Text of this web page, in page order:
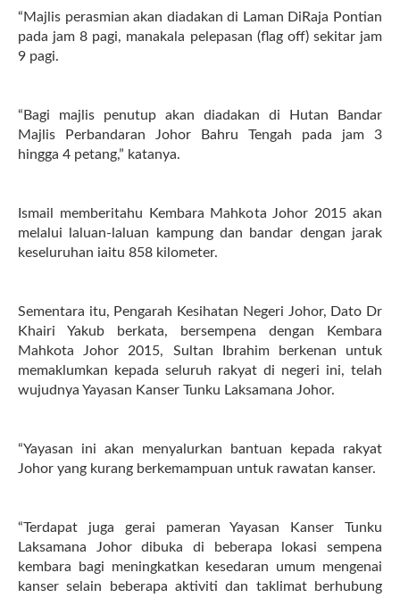
“Majlis perasmian akan diadakan di Laman DiRaja Pontian
pada jam 8 pagi, manakala pelepasan (flag off) sekitar jam
9 pagi.
“Bagi majlis penutup akan diadakan di Hutan Bandar
Majlis Perbandaran Johor Bahru Tengah pada jam 3
hingga 4 petang,” katanya.
Ismail memberitahu Kembara Mahkota Johor 2015 akan
melalui laluan-laluan kampung dan bandar dengan jarak
keseluruhan iaitu 858 kilometer.
Sementara itu, Pengarah Kesihatan Negeri Johor, Dato Dr
Khairi Yakub berkata, bersempena dengan Kembara
Mahkota Johor 2015, Sultan Ibrahim berkenan untuk
memaklumkan kepada seluruh rakyat di negeri ini, telah
wujudnya Yayasan Kanser Tunku Laksamana Johor.
“Yayasan ini akan menyalurkan bantuan kepada rakyat
Johor yang kurang berkemampuan untuk rawatan kanser.
“Terdapat juga gerai pameran Yayasan Kanser Tunku
Laksamana Johor dibuka di beberapa lokasi sempena
kembara bagi meningkatkan kesedaran umum mengenai
kanser selain beberapa aktiviti dan taklimat berhubung